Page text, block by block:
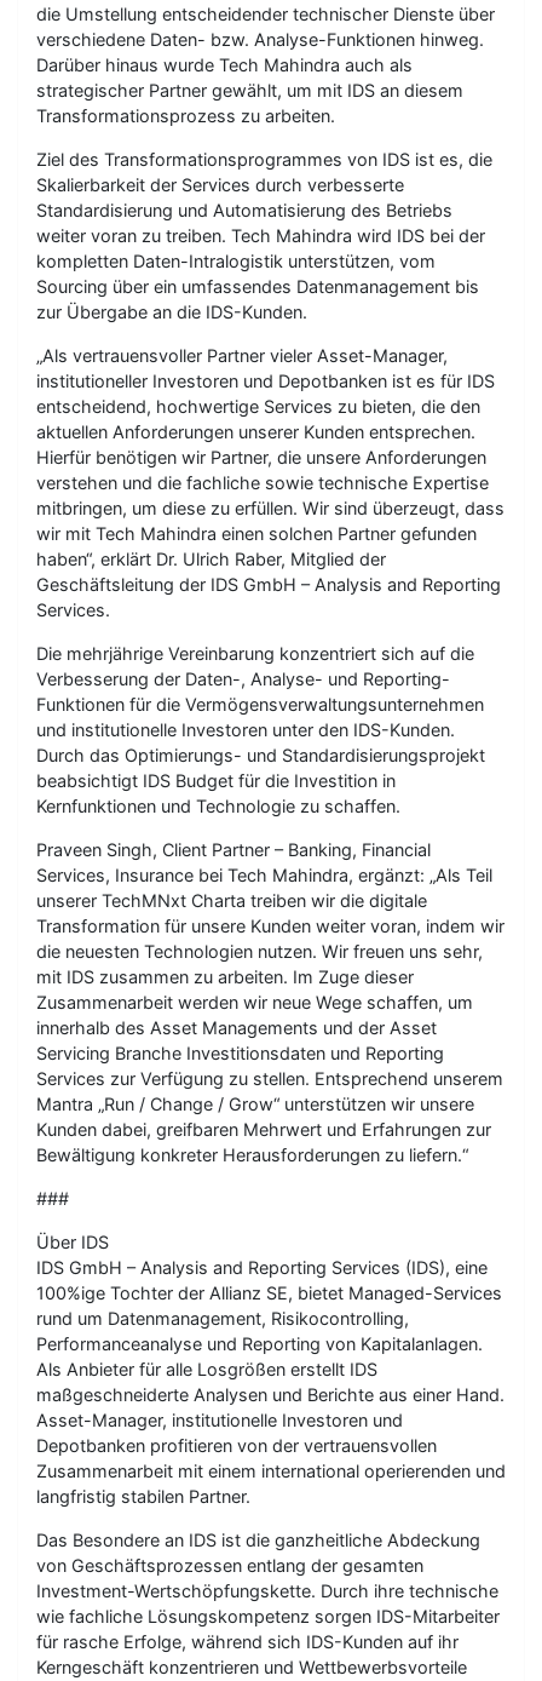
die Umstellung entscheidender technischer Dienste über
verschiedene Daten- bzw. Analyse-Funktionen hinweg.
Darüber hinaus wurde Tech Mahindra auch als
strategischer Partner gewählt, um mit IDS an diesem
Transformationsprozess zu arbeiten.
Ziel des Transformationsprogrammes von IDS ist es, die
Skalierbarkeit der Services durch verbesserte
Standardisierung und Automatisierung des Betriebs
weiter voran zu treiben. Tech Mahindra wird IDS bei der
kompletten Daten-Intralogistik unterstützen, vom
Sourcing über ein umfassendes Datenmanagement bis
zur Übergabe an die IDS-Kunden.
„Als vertrauensvoller Partner vieler Asset-Manager,
institutioneller Investoren und Depotbanken ist es für IDS
entscheidend, hochwertige Services zu bieten, die den
aktuellen Anforderungen unserer Kunden entsprechen.
Hierfür benötigen wir Partner, die unsere Anforderungen
verstehen und die fachliche sowie technische Expertise
mitbringen, um diese zu erfüllen. Wir sind überzeugt, dass
wir mit Tech Mahindra einen solchen Partner gefunden
haben“, erklärt Dr. Ulrich Raber, Mitglied der
Geschäftsleitung der IDS GmbH – Analysis and Reporting
Services.
Die mehrjährige Vereinbarung konzentriert sich auf die
Verbesserung der Daten-, Analyse- und Reporting-
Funktionen für die Vermögensverwaltungsunternehmen
und institutionelle Investoren unter den IDS-Kunden.
Durch das Optimierungs- und Standardisierungsprojekt
beabsichtigt IDS Budget für die Investition in
Kernfunktionen und Technologie zu schaffen.
Praveen Singh, Client Partner – Banking, Financial
Services, Insurance bei Tech Mahindra, ergänzt: „Als Teil
unserer TechMNxt Charta treiben wir die digitale
Transformation für unsere Kunden weiter voran, indem wir
die neuesten Technologien nutzen. Wir freuen uns sehr,
mit IDS zusammen zu arbeiten. Im Zuge dieser
Zusammenarbeit werden wir neue Wege schaffen, um
innerhalb des Asset Managements und der Asset
Servicing Branche Investitionsdaten und Reporting
Services zur Verfügung zu stellen. Entsprechend unserem
Mantra „Run / Change / Grow“ unterstützen wir unsere
Kunden dabei, greifbaren Mehrwert und Erfahrungen zur
Bewältigung konkreter Herausforderungen zu liefern.“
###
Über IDS
IDS GmbH – Analysis and Reporting Services (IDS), eine
100%ige Tochter der Allianz SE, bietet Managed-Services
rund um Datenmanagement, Risikocontrolling,
Performanceanalyse und Reporting von Kapitalanlagen.
Als Anbieter für alle Losgrößen erstellt IDS
maßgeschneiderte Analysen und Berichte aus einer Hand.
Asset-Manager, institutionelle Investoren und
Depotbanken profitieren von der vertrauensvollen
Zusammenarbeit mit einem international operierenden und
langfristig stabilen Partner.
Das Besondere an IDS ist die ganzheitliche Abdeckung
von Geschäftsprozessen entlang der gesamten
Investment-Wertschöpfungskette. Durch ihre technische
wie fachliche Lösungskompetenz sorgen IDS-Mitarbeiter
für rasche Erfolge, während sich IDS-Kunden auf ihr
Kerngeschäft konzentrieren und Wettbewerbsvorteile